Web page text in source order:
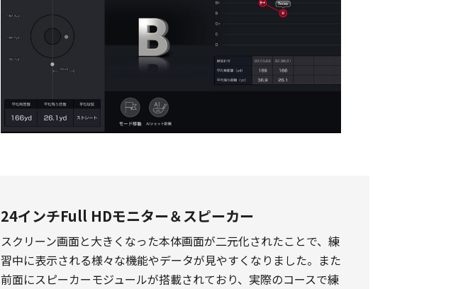
24インチFull HDモニター＆スピーカー
スクリーン画面と大きくなった本体画面が二元化されたことで、練
習中に表示される様々な機能やデータが見やすくなりました。また
前面にスピーカーモジュールが搭載されており、実際のコースで練